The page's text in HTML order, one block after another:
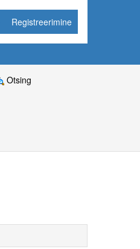
Registreerimine
Otsing